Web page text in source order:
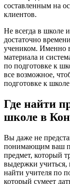
составленным на
клиентов.
Не всегда в школе
достаточно
учеником. Именно
материала и
по подготовке к
все возможное,
подготовке к
Где найти
школе в
Вы даже не
понимающим ваш
предмет, который
выдержки учиться,
найти учителя по
который сумеет